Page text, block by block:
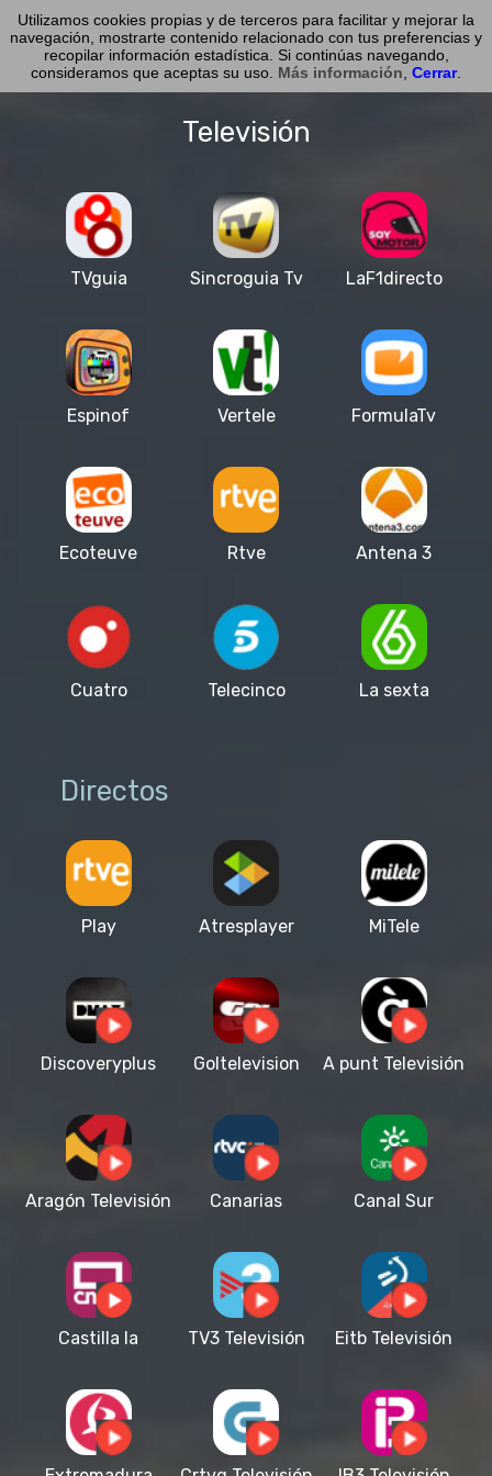
noticiasmil.com
Televisión
TVguia Sincroguia Tv LaF1directo
Espinof Vertele FormulaTv
Ecoteuve Rtve Antena 3
Cuatro Telecinco La sexta
Directos
Play Atresplayer MiTele
Discoveryplus Goltelevision A punt Televisión
Aragón Televisión
Canarias
Canal Sur
Castilla la
Televisión
TV3 Televisión Eitb Televisión
Utilizamos cookies propias y de terceros para facilitar y mejorar la
navegación, mostrarte contenido relacionado con tus preferencias y
recopilar información estadística. Si continúas navegando,
consideramos que aceptas su uso. Más información Cerrar.